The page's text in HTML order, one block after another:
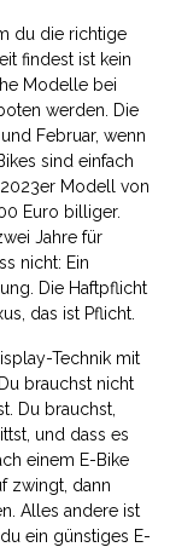
du die richtige
findest ist kein
Modelle bei
werden. Die
Februar, wenn
sind einfach
Modell von
Euro billiger.
Jahre für
nicht: Ein
Die Haftpflicht
das ist Pflicht.
Technik mit
brauchst nicht
Du brauchst,
und dass es
einem E-Bike
zwingt, dann
Alles andere ist
ein günstiges E-